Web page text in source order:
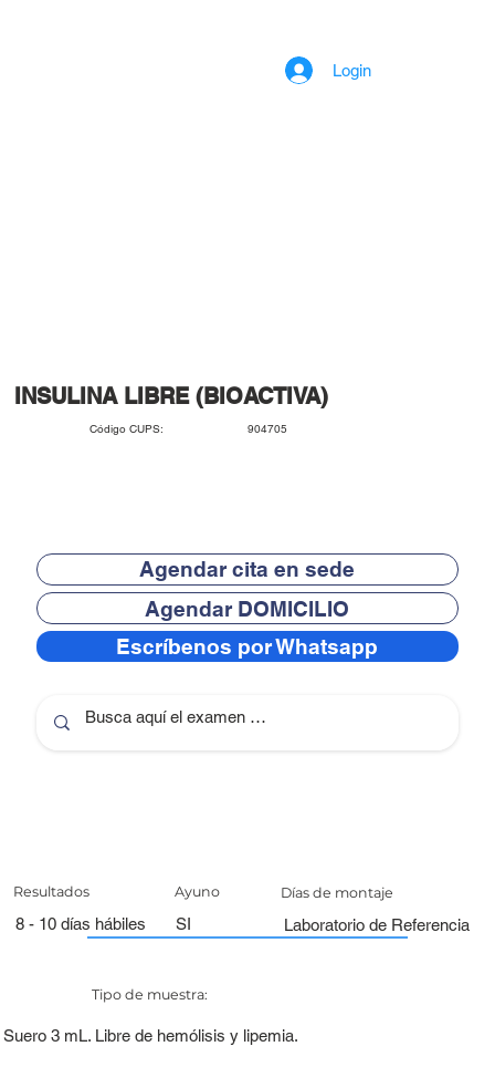
Login
INSULINA LIBRE (BIOACTIVA)
Código CUPS: 904705
Agendar cita en sede
Agendar DOMICILIO
Escríbenos por Whatsapp
Resultados
8 - 10 días hábiles
Días de montaje
Laboratorio de Referencia
Ayuno
SI
Tipo de muestra:
Suero 3 mL. Libre de hemólisis y lipemia.